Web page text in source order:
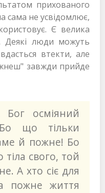
прихованого
сама не усвідомлює,
Є велика
Деякі люди можуть
втекти, але
завжди прийде
осміяний
що тільки
й пожне! Бо
тіла свого, той
А хто сіє для
пожне життя